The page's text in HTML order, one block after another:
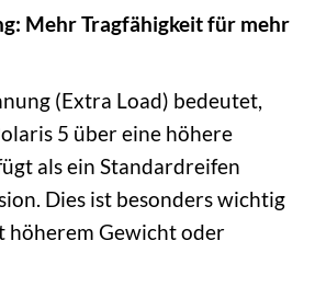
Mehr Tragfähigkeit für mehr
(Extra Load) bedeutet,
5 über eine höhere
als ein Standardreifen
Dies ist besonders wichtig
höherem Gewicht oder